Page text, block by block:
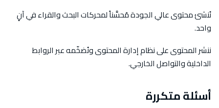
نُنشئ محتوى عالي الجودة مُحسَّناً لمحركات البحث والقراء في آنٍ
واحد.
ننشر المحتوى على نظام إدارة المحتوى ونُضخّمه عبر الروابط
الداخلية والتواصل الخارجي.
أسئلة متكررة